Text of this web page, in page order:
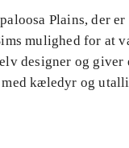
Plains, der
mulighed for at
designer og giver
kæledyr og